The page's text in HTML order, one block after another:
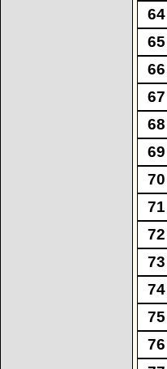
64
65
66
67
68
69
70
71
72
73
74
75
76